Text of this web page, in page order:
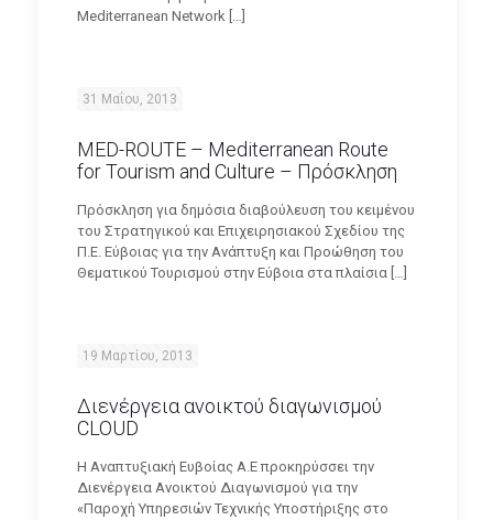
Mediterranean Network[…]
31 Μαΐου, 2013
MED-ROUTE – Mediterranean Route
for Tourism and Culture – Πρόσκληση
Πρόσκληση για δημόσια διαβούλευση του κειμένου
του Στρατηγικού και Επιχειρησιακού Σχεδίου της
Π.Ε. Εύβοιας για την Ανάπτυξη και Προώθηση του
Θεματικού Τουρισμού στην Εύβοια στα πλαίσια[…]
19 Μαρτίου, 2013
Διενέργεια ανοικτού διαγωνισμού
CLOUD
Η Αναπτυξιακή Ευβοίας Α.Ε προκηρύσσει την
Διενέργεια Ανοικτού Διαγωνισμού για την
«Παροχή Υπηρεσιών Τεχνικής Υποστήριξης στο